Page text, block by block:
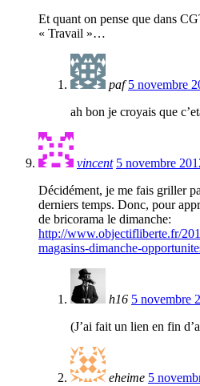
Et quant on pense que dans
« Travail »…
paf 5 novembre
ah bon je croyais que
vincent 5 novembre
Décidément, je me fais griller
derniers temps. Donc, pour
de bricorama le dimanche:
http://www.objectifliberte.fr/
magasins-dimanche-
h16 5 novembre
(J’ai fait un lien en fin
eheime 5